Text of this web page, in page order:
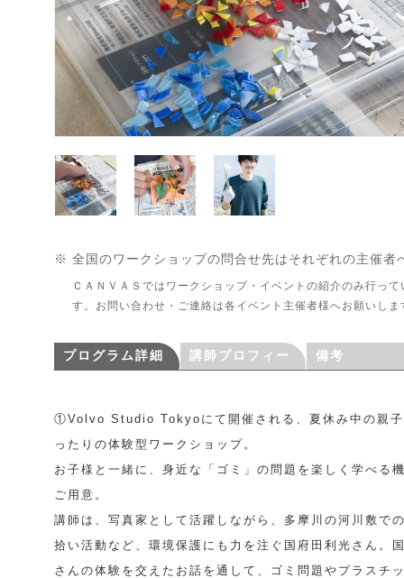
※ 全国のワークショップの問合せ先はそれぞれの主催者
ＣＡＮＶＡＳではワークショップ・イベントの紹介のみ行って
す。お問い合わせ・ご連絡は各イベント主催者様へお願いしま
プログラム詳細
講師プロフィー
備考
①Volvo Studio Tokyoにて開催される、夏休み中の親
ったりの体験型ワークショップ。
お子様と一緒に、身近な「ゴミ」の問題を楽しく学べる
ご用意。
講師は、写真家として活躍しながら、多摩川の河川敷で
拾い活動など、環境保護にも力を注ぐ国府田利光さん。
さんの体験を交えたお話を通して、ゴミ問題やプラスチ